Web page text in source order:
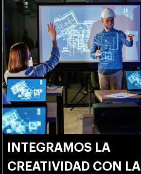
INTEGRAMOS LA
CREATIVIDAD CON LA